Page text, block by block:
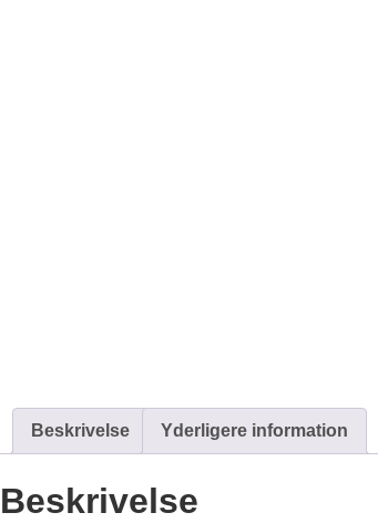
Beskrivelse
Yderligere information
Beskrivelse